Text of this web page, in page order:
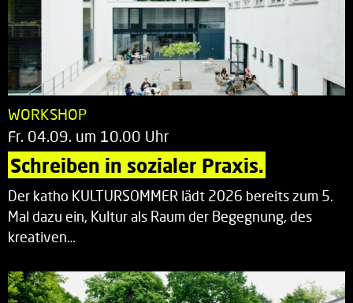
WORKSHOP
Fr. 04.09. um 10.00 Uhr
Schreiben in sozialer Praxis.
Der katho KULTURSOMMER lädt 2026 bereits zum 5.
Mal dazu ein, Kultur als Raum der Begegnung, des
kreativen…